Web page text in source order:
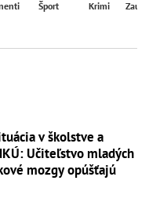
Šport Krimi
v školstve a
Učiteľstvo mladých
mozgy opúšťajú